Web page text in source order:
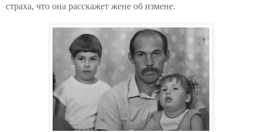
страха, что она расскажет жене об измене.